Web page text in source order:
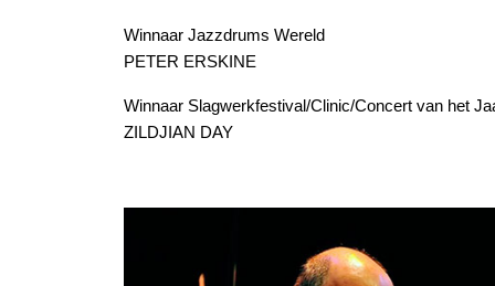
Winnaar Jazzdrums Wereld
PETER ERSKINE
Winnaar Slagwerkfestival/Clinic/Concert van het
ZILDJIAN DAY